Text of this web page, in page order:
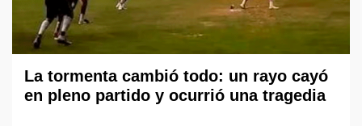
La tormenta cambió todo: un rayo cayó
en pleno partido y ocurrió una tragedia